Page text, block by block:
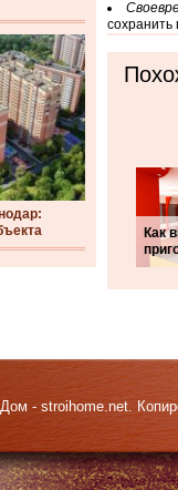
Как
- stroihome.net.